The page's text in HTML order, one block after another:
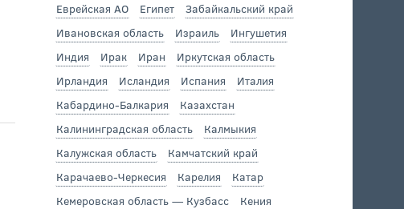
Еврейская АО
Египет
Забайкальский край
Ивановская область
Израиль
Ингушетия
Индия
Ирак Иран
Иркутская область
Ирландия
Исландия Испания
Италия
Кабардино-Балкария
Казахстан
Калининградская область
Калмыкия
Калужская область
Камчатский край
Карачаево-Черкесия
Карелия
Катар
Кемеровская область — Кузбасс
Кения